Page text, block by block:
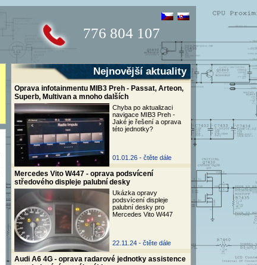
776 804 107
Nejnovější aktuality
Oprava infotainmentu MIB3 Preh - Passat, Arteon,
Superb, Multivan a mnoho dalších
Chyba po aktualizaci
navigace MIB3 Preh -
Jaké je řešení a oprava
této jednotky?
01.01.26 - čtěte dále
Mercedes Vito W447 - oprava podsvícení
středového displeje palubní desky
Ukázka opravy
podsvícení displeje
palubní desky pro
Mercedes Vito W447
22.11.24 - čtěte dále
Audi A6 4G - oprava radarové jednotky assistence